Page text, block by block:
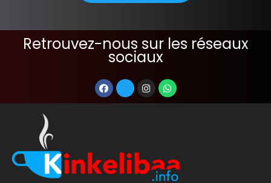
Retrouvez-nous sur les réseaux
sociaux